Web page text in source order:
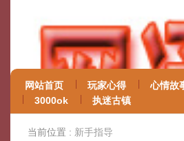
网站首页 玩家心得 心情故
3000ok
执迷古镇
当前位置 : 新手指导